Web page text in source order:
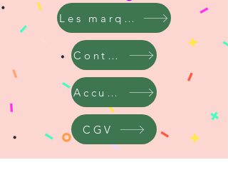
Les marques
Contact
Accueil
CGV